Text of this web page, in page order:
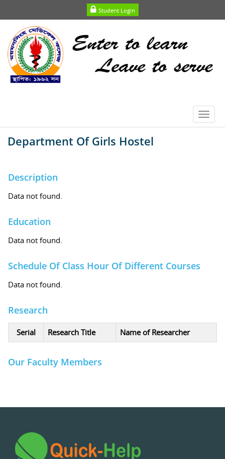
Student Login
Department Of Girls Hostel
Description
Data not found.
Education
Data not found.
Schedule Of Class Hour Of Different Courses
Data not found.
Research
Serial Research Title Name of Researcher
Our Faculty Members